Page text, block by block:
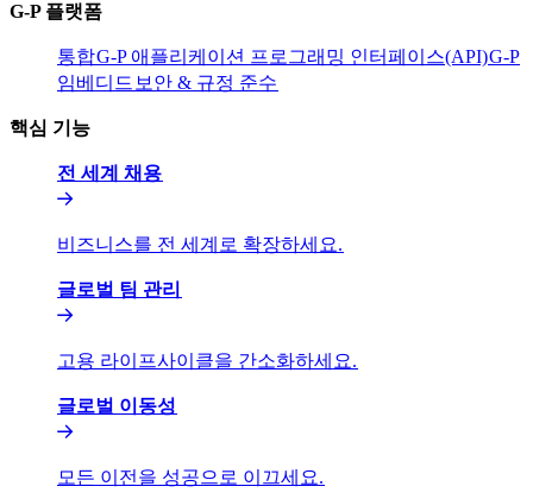
G-P 플랫폼​​
통합​​G-P 애플리케이션 프로그래밍 인터페이스(API)​​G-P
임베디드​​ 보안 & 규정 준수​​
핵심 기능​​
전 세계 채용​​
비즈니스를 전 세계로 확장하세요.​​
글로벌 팀 관리​​
고용 라이프사이클을 간소화하세요.​​
글로벌 이동성​​
모든 이전을 성공으로 이끄세요.​​